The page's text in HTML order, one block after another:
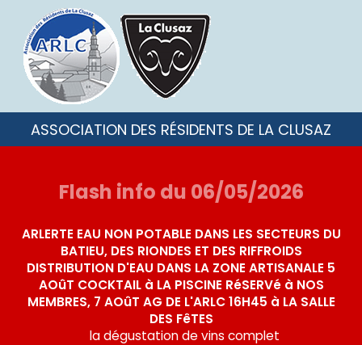
ASSOCIATION DES RÉSIDENTS DE LA CLUSAZ
Flash info du 06/05/2026
ARLERTE EAU NON POTABLE DANS LES SECTEURS DU
BATIEU, DES RIONDES ET DES RIFFROIDS
DISTRIBUTION D'EAU DANS LA ZONE ARTISANALE 5
AOûT COCKTAIL à LA PISCINE RéSERVé à NOS
MEMBRES, 7 AOûT AG DE L'ARLC 16H45 à LA SALLE
DES FêTES
la dégustation de vins complet